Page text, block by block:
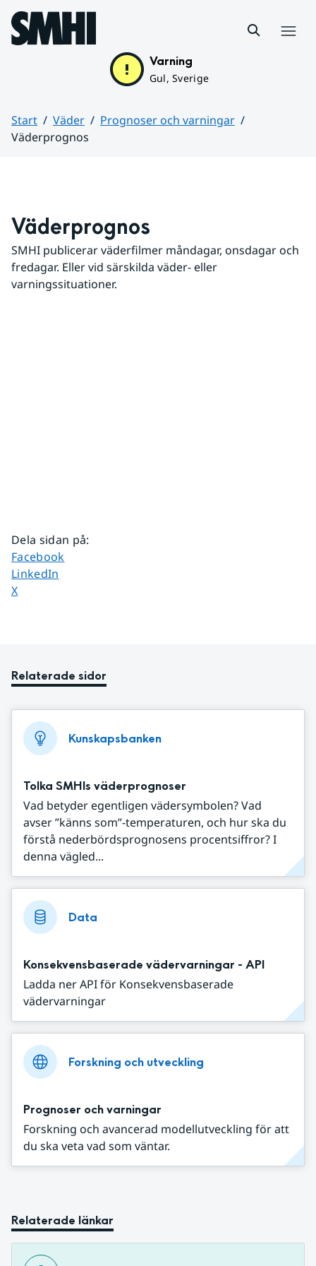
Hoppa till sidans innehåll
Varning
Gul, Sverige
Start Väder
Prognoser och varningar
Väderprognos
Väderprognos
SMHI publicerar väderfilmer måndagar, onsdagar och
fredagar. Eller vid särskilda väder- eller
varningssituationer.
Dela sidan på:
Dela sidan på
Facebook
Dela sidan på
LinkedIn
Dela sidan på
X
Relaterade sidor
Kunskapsbanken
Tolka SMHIs väderprognoser
Vad betyder egentligen vädersymbolen? Vad
avser ”känns som”-temperaturen, och hur ska du
förstå nederbördsprognosens procentsiffror? I
denna vägled...
Data
Konsekvensbaserade vädervarningar - API
Ladda ner API för Konsekvensbaserade
vädervarningar
Forskning och utveckling
Prognoser och varningar
Forskning och avancerad modellutveckling för att
du ska veta vad som väntar.
Relaterade länkar